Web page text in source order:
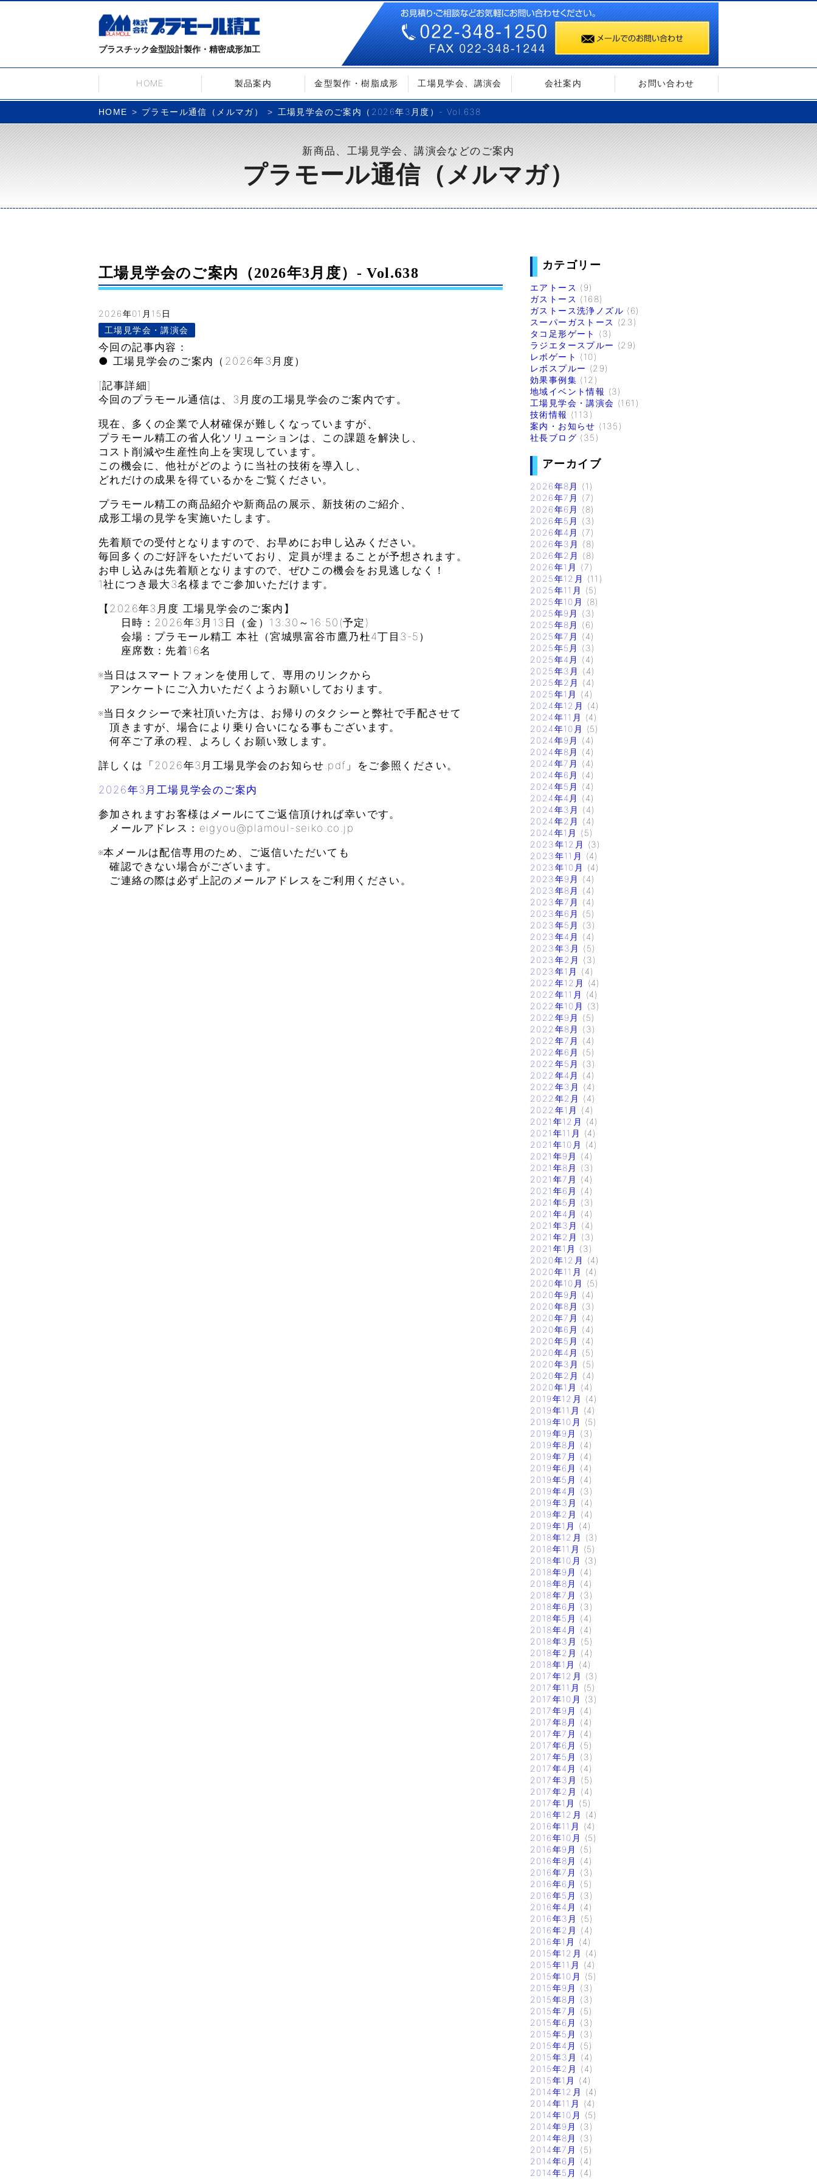
プラスチック金型設計製作・精密成形加工
HOME 製品案内 金型製作・樹脂成形 工場見学会、講演会 会社案内 お問い合わせ
HOME プラモール通信（メルマガ） 工場見学会のご案内（2026年3月度）- Vol.638
新商品、工場見学会、講演会などのご案内
プラモール通信（メルマガ）
工場見学会のご案内（2026年3月度）- Vol.638
2026年01月15日
工場見学会・講演会
今回の記事内容：
● 工場見学会のご案内（2026年3月度）
[記事詳細]
今回のプラモール通信は、3月度の工場見学会のご案内です。
現在、多くの企業で人材確保が難しくなっていますが、
プラモール精工の省人化ソリューションは、この課題を解決し、
コスト削減や生産性向上を実現しています。
この機会に、他社がどのように当社の技術を導入し、
どれだけの成果を得ているかをご覧ください。
プラモール精工の商品紹介や新商品の展示、新技術のご紹介、
成形工場の見学を実施いたします。
先着順での受付となりますので、お早めにお申し込みください。
毎回多くのご好評をいただいており、定員が埋まることが予想されます。
お申し込みは先着順となりますので、ぜひこの機会をお見逃しなく！
1社につき最大3名様までご参加いただけます。
【2026年3月度 工場見学会のご案内】
日時：2026年3月13日（金）13:30～16:50(予定)
会場：プラモール精工 本社（宮城県富谷市鷹乃杜4丁目3-5）
座席数：先着16名
※当日はスマートフォンを使用して、専用のリンクから
アンケートにご入力いただくようお願いしております。
※当日タクシーで来社頂いた方は、お帰りのタクシーと弊社で手配させて
頂きますが、場合により乗り合いになる事もございます。
何卒ご了承の程、よろしくお願い致します。
詳しくは「2026年3月工場見学会のお知らせ.pdf」をご参照ください。
2026年3月工場見学会のご案内
参加されますお客様はメールにてご返信頂ければ幸いです。
メールアドレス：eigyou@plamoul-seiko.co.jp
※本メールは配信専用のため、ご返信いただいても
確認できない場合がございます。
ご連絡の際は必ず上記のメールアドレスをご利用ください。
カテゴリー
エアトース (9)
ガストース (168)
ガストース洗浄ノズル (6)
スーパーガストース (23)
タコ足形ゲート
(3)
ラジエタースプルー (29)
レボゲート (10)
レボスプルー (29)
効果事例集 (12)
地域イベント情報 (3)
工場見学会・講演会 (161)
技術情報 (113)
案内・お知らせ (135)
社長ブログ (35)
アーカイブ
2026年8月
(1)
2026年7月
(7)
2026年6月
(8)
2026年5月
(3)
2026年4月
(7)
2026年3月
(8)
2026年2月
(8)
2026年1月
(7)
2025年12月
(11)
2025年11月
(5)
2025年10月
(8)
2025年9月
(3)
2025年8月
(6)
2025年7月
(4)
2025年5月
(3)
2025年4月
(4)
2025年3月
(4)
2025年2月
(4)
2025年1月
(4)
2024年12月
(4)
2024年11月
(4)
2024年10月
(5)
2024年9月
(4)
2024年8月
(4)
2024年7月
(4)
2024年6月
(4)
2024年5月
(4)
2024年4月
(4)
2024年3月
(4)
2024年2月
(4)
2024年1月
(5)
2023年12月
(3)
2023年11月
(4)
2023年10月
(4)
2023年9月
(4)
2023年8月
(4)
2023年7月
(4)
2023年6月
(5)
2023年5月
(3)
2023年4月
(4)
2023年3月
(5)
2023年2月
(3)
2023年1月
(4)
2022年12月
(4)
2022年11月
(4)
2022年10月
(3)
2022年9月
(5)
2022年8月
(3)
2022年7月
(4)
2022年6月
(5)
2022年5月
(3)
2022年4月
(4)
2022年3月
(4)
2022年2月
(4)
2022年1月
(4)
2021年12月
(4)
2021年11月
(4)
2021年10月
(4)
2021年9月
(4)
2021年8月
(3)
2021年7月
(4)
2021年6月
(4)
2021年5月
(3)
2021年4月
(4)
2021年3月
(4)
2021年2月
(3)
2021年1月
(3)
2020年12月
(4)
2020年11月
(4)
2020年10月
(5)
2020年9月
(4)
2020年8月
(3)
2020年7月
(4)
2020年6月
(4)
2020年5月
(4)
2020年4月
(5)
2020年3月
(5)
2020年2月
(4)
2020年1月
(4)
2019年12月
(4)
2019年11月
(4)
2019年10月
(5)
2019年9月
(3)
2019年8月
(4)
2019年7月
(4)
2019年6月
(4)
2019年5月
(4)
2019年4月
(3)
2019年3月
(4)
2019年2月
(4)
2019年1月
(4)
2018年12月
(3)
2018年11月
(5)
2018年10月
(3)
2018年9月
(4)
2018年8月
(4)
2018年7月
(3)
2018年6月
(3)
2018年5月
(4)
2018年4月
(4)
2018年3月
(5)
2018年2月
(4)
2018年1月
(4)
2017年12月
(3)
2017年11月
(5)
2017年10月
(3)
2017年9月
(4)
2017年8月
(4)
2017年7月
(4)
2017年6月
(5)
2017年5月
(3)
2017年4月
(4)
2017年3月
(5)
2017年2月
(4)
2017年1月
(5)
2016年12月
(4)
2016年11月
(4)
2016年10月
(5)
2016年9月
(5)
2016年8月
(4)
2016年7月
(3)
2016年6月
(5)
2016年5月
(3)
2016年4月
(4)
2016年3月
(5)
2016年2月
(4)
2016年1月
(4)
2015年12月
(4)
2015年11月
(4)
2015年10月
(5)
2015年9月
(3)
2015年8月
(3)
2015年7月
(5)
2015年6月
(3)
2015年5月
(3)
2015年4月
(5)
2015年3月
(4)
2015年2月
(4)
2015年1月
(4)
2014年12月
(4)
2014年11月
(4)
2014年10月
(5)
2014年9月
(3)
2014年8月
(3)
2014年7月
(5)
2014年6月
(4)
2014年5月
(4)